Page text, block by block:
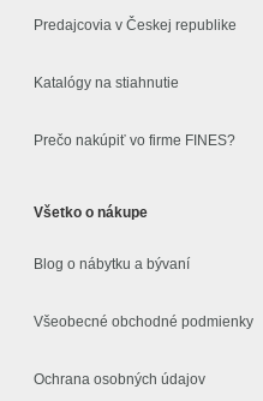
Predajcovia v Českej republike
Katalógy na stiahnutie
Prečo nakúpiť vo firme FINES?
Všetko o nákupe
Blog o nábytku a bývaní
Všeobecné obchodné podmienky
Ochrana osobných údajov